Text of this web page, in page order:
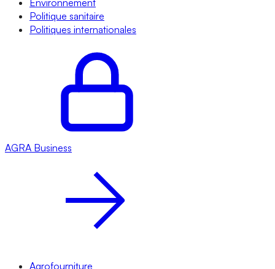
Environnement
Politique sanitaire
Politiques internationales
AGRA Business
Agrofourniture